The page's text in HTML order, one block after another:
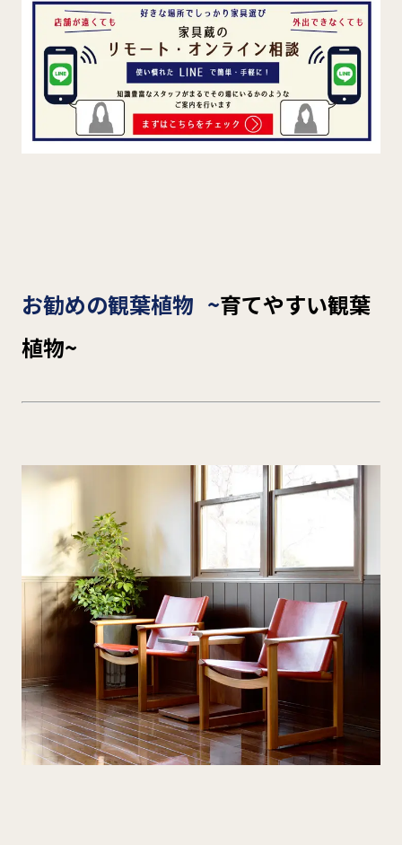
お勧めの観葉植物 ~育てやすい観葉
植物~